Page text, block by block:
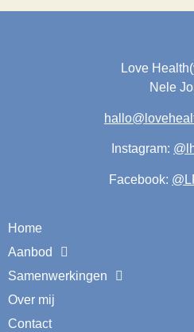
Love
Nele
Instagram:
Facebook:
Home
Aanbod
Samenwerkingen
Over mij
Contact